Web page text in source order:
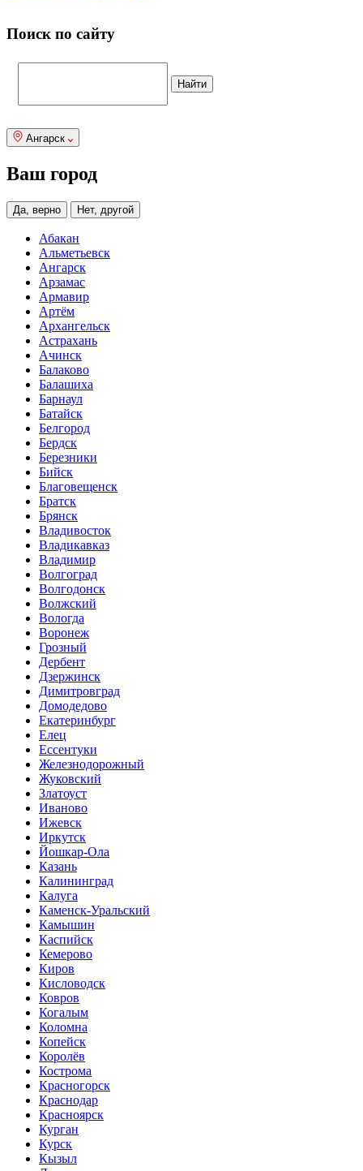
Поиск по сайту
Ангарск
Ваш город
Да, верно Нет, другой
Абакан
Альметьевск
Ангарск
Арзамас
Армавир
Артём
Архангельск
Астрахань
Ачинск
Балаково
Балашиха
Барнаул
Батайск
Белгород
Бердск
Березники
Бийск
Благовещенск
Братск
Брянск
Владивосток
Владикавказ
Владимир
Волгоград
Волгодонск
Волжский
Вологда
Воронеж
Грозный
Дербент
Дзержинск
Димитровград
Домодедово
Екатеринбург
Елец
Ессентуки
Железнодорожный
Жуковский
Златоуст
Иваново
Ижевск
Иркутск
Йошкар-Ола
Казань
Калининград
Калуга
Каменск-Уральский
Камышин
Каспийск
Кемерово
Киров
Кисловодск
Ковров
Когалым
Коломна
Копейск
Королёв
Кострома
Красногорск
Краснодар
Красноярск
Курган
Курск
Кызыл